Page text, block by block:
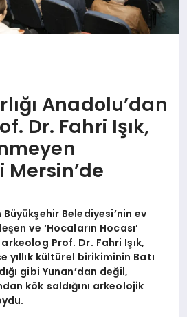
Anadolu’dan
Dr. Fahri Işık,
Büyükşehir Belediyesi’nin ev
ve ‘Hocaların Hocası’
Prof. Dr. Fahri Işık,
yıllık kültürel birikiminin Batı
gibi Yunan’dan değil,
kök saldığını arkeolojik